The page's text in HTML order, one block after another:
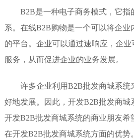
B2B是一种电子商务模式，它指
系。在线B2B购物是一个可以将企业
的平台。企业可以通过速响应，企
服务，从而促进企业的业务发展。
许多企业利用B2B批发商城系统
好地发展。因此，开发B2B批发商城
开发B2B批发商城系统的商业朋友希
在开发B2B批发商城系统方面的优势